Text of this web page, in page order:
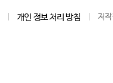
개인 정보 처리 방침 저